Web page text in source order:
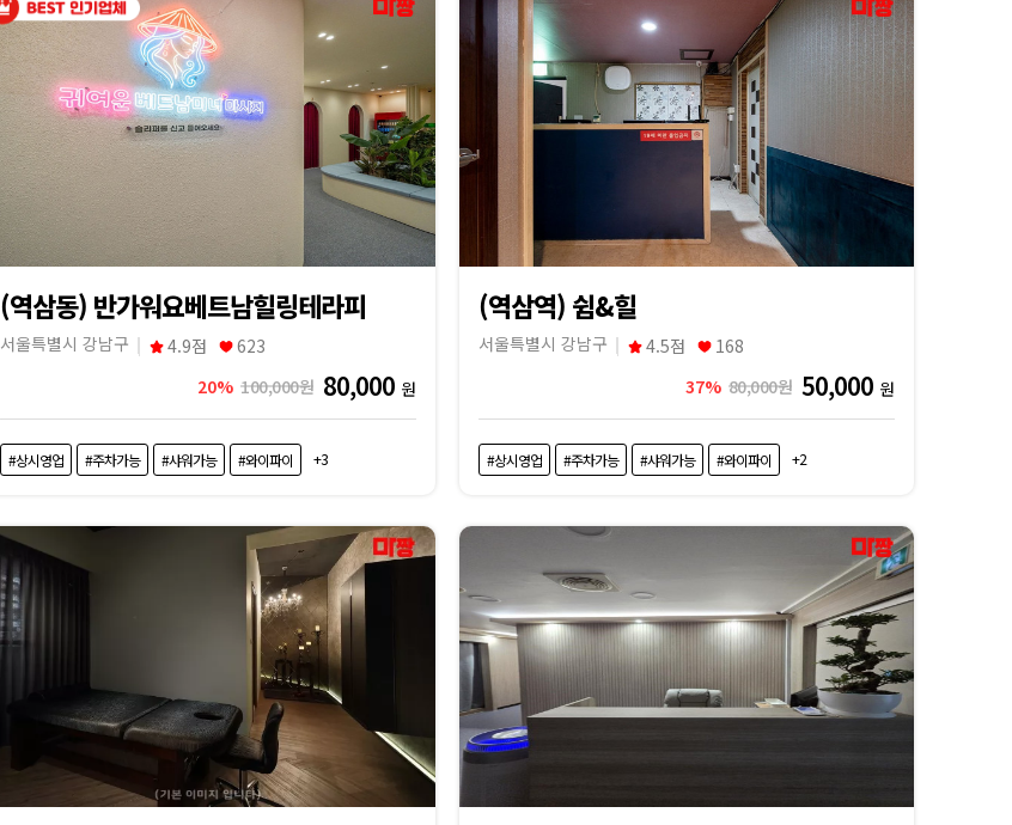
(역삼동) 반가워요베트남힐링테라피
서울특별시 강남구 4.9점
623
20% 100,000원 80,000 원
#상시영업 #주차가능 #샤워가능 #와이파이 +3
(역삼역) 쉼&힐
서울특별시 강남구 4.5점
168
37% 80,000원 50,000 원
#상시영업 #주차가능 #샤워가능 #와이파이 +2